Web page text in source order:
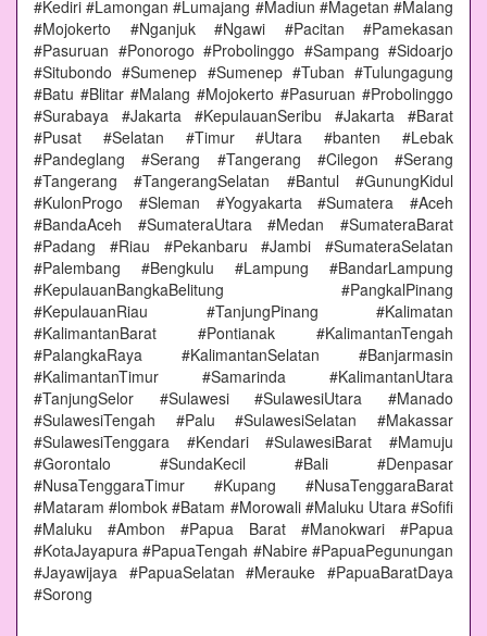
#Kediri #Lamongan #Lumajang #Madiun #Magetan #Malang
#Mojokerto #Nganjuk #Ngawi #Pacitan #Pamekasan
#Pasuruan #Ponorogo #Probolinggo #Sampang #Sidoarjo
#Situbondo #Sumenep #Sumenep #Tuban #Tulungagung
#Batu #Blitar #Malang #Mojokerto #Pasuruan #Probolinggo
#Surabaya #Jakarta #KepulauanSeribu #Jakarta #Barat
#Pusat #Selatan #Timur #Utara #banten #Lebak
#Pandeglang #Serang #Tangerang #Cilegon #Serang
#Tangerang #TangerangSelatan #Bantul #GunungKidul
#KulonProgo #Sleman #Yogyakarta #Sumatera #Aceh
#BandaAceh #SumateraUtara #Medan #SumateraBarat
#Padang #Riau #Pekanbaru #Jambi #SumateraSelatan
#Palembang #Bengkulu #Lampung #BandarLampung
#KepulauanBangkaBelitung #PangkalPinang
#KepulauanRiau #TanjungPinang #Kalimatan
#KalimantanBarat #Pontianak #KalimantanTengah
#PalangkaRaya #KalimantanSelatan #Banjarmasin
#KalimantanTimur #Samarinda #KalimantanUtara
#TanjungSelor #Sulawesi #SulawesiUtara #Manado
#SulawesiTengah #Palu #SulawesiSelatan #Makassar
#SulawesiTenggara #Kendari #SulawesiBarat #Mamuju
#Gorontalo #SundaKecil #Bali #Denpasar
#NusaTenggaraTimur #Kupang #NusaTenggaraBarat
#Mataram #lombok #Batam #Morowali #Maluku Utara #Sofifi
#Maluku #Ambon #Papua Barat #Manokwari #Papua
#KotaJayapura #PapuaTengah #Nabire #PapuaPegunungan
#Jayawijaya #PapuaSelatan #Merauke #PapuaBaratDaya
#Sorong